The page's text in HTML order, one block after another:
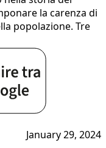
la carenza di
popolazione. Tre
January 29, 2024